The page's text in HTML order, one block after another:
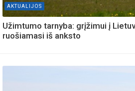
AKTUALIJOS
Užimtumo tarnyba: grįžimui į
ruošiamasi iš anksto